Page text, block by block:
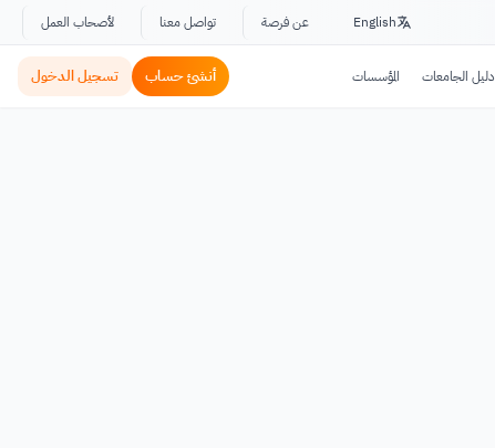
English عن فرصة تواصل معنا لأصحاب العمل
دليل الجامعات المؤسسات أنشئ حساب تسجيل الدخول